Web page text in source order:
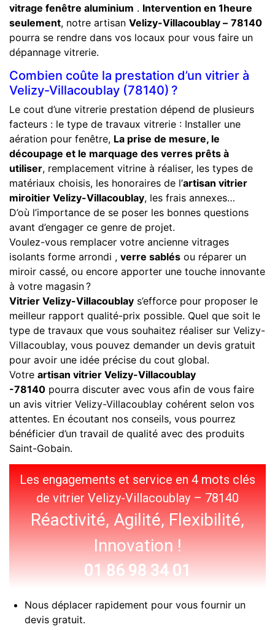
vitrage fenêtre aluminium . Intervention en 1heure
seulement, notre artisan Velizy-Villacoublay – 78140
pourra se rendre dans vos locaux pour vous faire un
dépannage vitrerie.
Combien coûte la prestation d’un vitrier à
Velizy-Villacoublay (78140) ?
Le cout d’une vitrerie prestation dépend de plusieurs
facteurs : le type de travaux vitrerie : Installer une
aération pour fenêtre, La prise de mesure, le
découpage et le marquage des verres prêts à
utiliser, remplacement vitrine à réaliser, les types de
matériaux choisis, les honoraires de l’artisan vitrier
miroitier Velizy-Villacoublay, les frais annexes…
D’où l’importance de se poser les bonnes questions
avant d’engager ce genre de projet.
Voulez-vous remplacer votre ancienne vitrages
isolants forme arrondi , verre sablés ou réparer un
miroir cassé, ou encore apporter une touche innovante
à votre magasin ?
Vitrier Velizy-Villacoublay s’efforce pour proposer le
meilleur rapport qualité-prix possible. Quel que soit le
type de travaux que vous souhaitez réaliser sur Velizy-
Villacoublay, vous pouvez demander un devis gratuit
pour avoir une idée précise du cout global.
Votre artisan vitrier Velizy-Villacoublay
-78140 pourra discuter avec vous afin de vous faire
un avis vitrier Velizy-Villacoublay cohérent selon vos
attentes. En écoutant nos conseils, vous pourrez
bénéficier d’un travail de qualité avec des produits
Saint-Gobain.
Les engagements et service en 4 mots clés
de vitrier Velizy-Villacoublay – 78140
Réactivité, Agilité, Flexibilité,
Innovation !
01 86 98 34 01
Nous déplacer rapidement pour vous fournir un
devis gratuit.